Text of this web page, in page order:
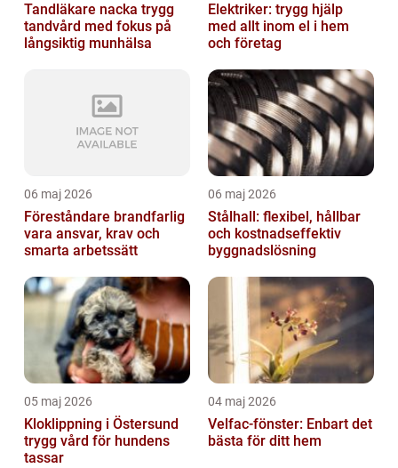
Tandläkare nacka trygg
tandvård med fokus på
långsiktig munhälsa
Elektriker: trygg hjälp
med allt inom el i hem
och företag
06 maj 2026
Föreståndare brandfarlig
vara ansvar, krav och
smarta arbetssätt
06 maj 2026
Stålhall: flexibel, hållbar
och kostnadseffektiv
byggnadslösning
05 maj 2026
Kloklippning i Östersund
trygg vård för hundens
tassar
04 maj 2026
Velfac-fönster: Enbart det
bästa för ditt hem